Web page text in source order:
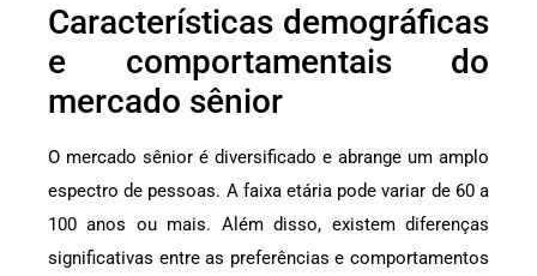
Características demográficas
e comportamentais do
mercado sênior
O mercado sênior é diversificado e abrange um amplo
espectro de pessoas. A faixa etária pode variar de 60 a
100 anos ou mais. Além disso, existem diferenças
significativas entre as preferências e comportamentos